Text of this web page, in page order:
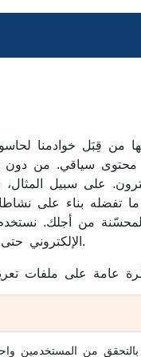
من قِبَل خوادمنا
سياقي. من دون
تفضله بناء على
من أجلك.
من المستخدمين